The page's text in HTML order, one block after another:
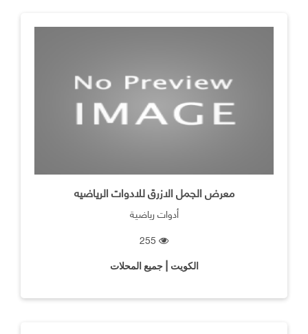
معرض الجمل الازرق للادوات الرياضيه
أدوات رياضية
الكويت | جميع المحلات